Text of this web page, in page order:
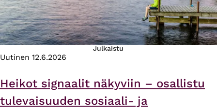
Julkaistu
Uutinen 12.6.2026
Heikot signaalit näkyviin – osallistu
tulevaisuuden sosiaali- ja